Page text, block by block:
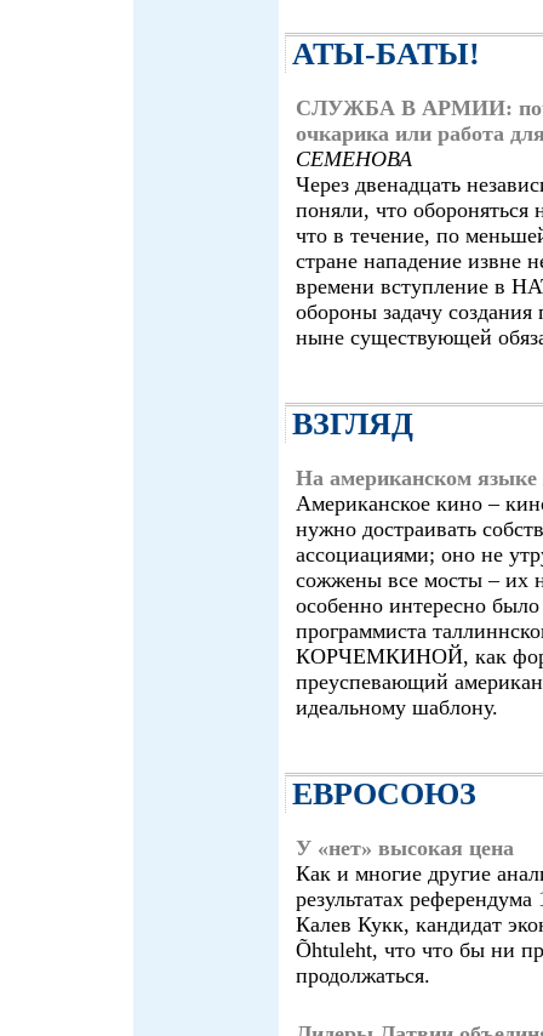
АТЫ-БАТЫ!
СЛУЖБА В АРМИИ:
очкарика или работа
СЕМЕНОВА
Через двенадцать
поняли, что
что в течение, по
стране нападение извне
времени вступление в
обороны задачу
ныне существующей
ВЗГЛЯД
На американском языке
Американское кино –
нужно достраивать
ассоциациями; оно не
сожжены все мосты – их
особенно интересно
программиста
КОРЧЕМКИНОЙ, как
преуспевающий
идеальному шаблону.
ЕВРОСОЮЗ
У «нет» высокая цена
Как и многие другие
результатах
Калев Кукк, кандидат
Õhtuleht, что что бы ни
продолжаться.